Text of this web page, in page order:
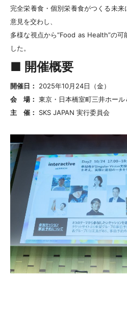
完全栄養食・個別栄養食がつくる未
意見を交わし、
多様な視点から“Food as Health”の可
した。
■ 開催概要
開催日：
2025年10月24日（金）
会 場： 東京・日本橋室町三井ホー
主 催：
SKS JAPAN 実行委員会